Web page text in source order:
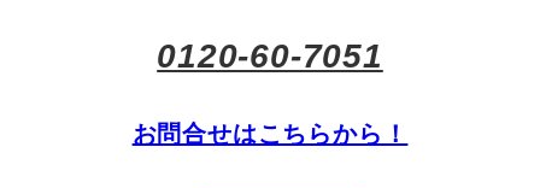
0120-60-7051
お問合せはこちらから！